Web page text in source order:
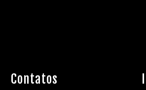
Contatos